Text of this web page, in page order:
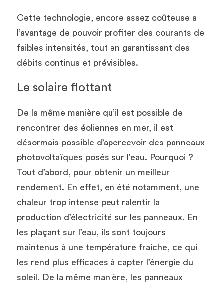
Cette technologie, encore assez coûteuse a
l’avantage de pouvoir profiter des courants de
faibles intensités, tout en garantissant des
débits continus et prévisibles.
Le solaire flottant
De la même manière qu’il est possible de
rencontrer des éoliennes en mer, il est
désormais possible d’apercevoir des panneaux
photovoltaïques posés sur l’eau. Pourquoi ?
Tout d’abord, pour obtenir un meilleur
rendement. En effet, en été notamment, une
chaleur trop intense peut ralentir la
production d’électricité sur les panneaux. En
les plaçant sur l’eau, ils sont toujours
maintenus à une température fraiche, ce qui
les rend plus efficaces à capter l’énergie du
soleil. De la même manière, les panneaux